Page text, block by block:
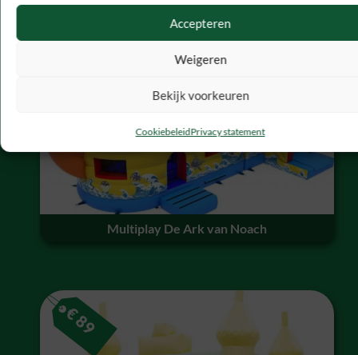
Accepteren
Weigeren
Bekijk voorkeuren
CookiebeleidPrivacy statement
Multiplay De Ark van Noach
€
89